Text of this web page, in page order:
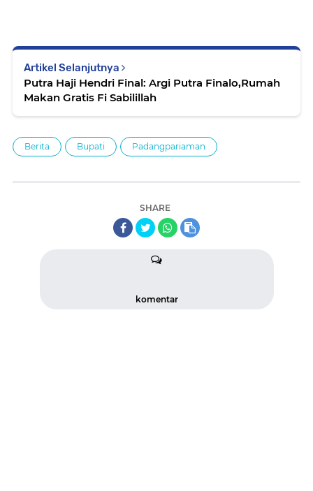
Artikel Selanjutnya
Putra Haji Hendri Final: Argi Putra Finalo,Rumah
Makan Gratis Fi Sabilillah
Berita Bupati Padangpariaman
SHARE
komentar